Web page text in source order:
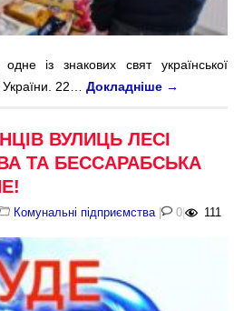
із знакових свят української
України. 22…Докладніше →
ВУЛИЦЬ ЛЕСІ
ТА БЕССАРАБСЬКА
Комунальні підприємства | 0| 111